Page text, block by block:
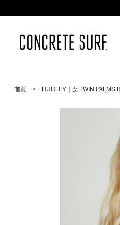
首頁 › HURLEY｜女 TWIN PALMS